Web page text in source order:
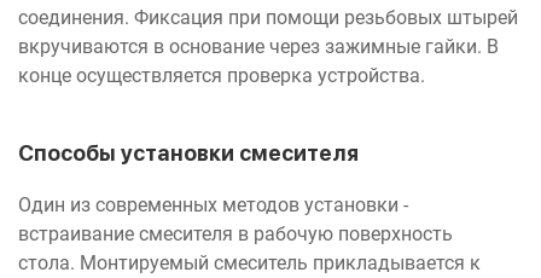
соединения. Фиксация при помощи резьбовых штырей
вкручиваются в основание через зажимные гайки. В
конце осуществляется проверка устройства.
Способы установки смесителя
Один из современных методов установки -
встраивание смесителя в рабочую поверхность
стола. Монтируемый смеситель прикладывается к